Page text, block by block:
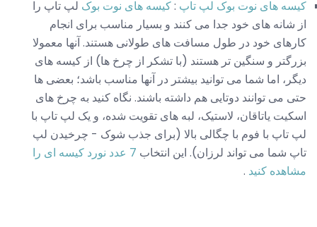
کیسه های نوت بوک لپ تاپ :کیسه های نوت بوک لپ تاپ را
از شانه های خود جدا می کنند و بسیار مناسب برای انجام
کارهای خود در طول مسافت های طولانی هستند. آنها معمولا
بزرگتر و سنگین تر هستند (با تشکر از چرخ ها) از کیسه های
دیگر، اما شما می توانید بیشتر در آنها مناسب باشد؛ بعضی ها
حتی می توانند دوتایی هم داشته باشند. نگاه کنید به چرخ های
اسکیت یاتاقان، لاستیک، لبه های تقویت شده، و یک لپ تاپ با
لپ تاپ با فوم با چگالی بالا (برای جذب شوک - چرخیدن لپ
تاپ شما می تواند لرزان). این انتخاب
7 عدد نورد کیسه ای را
مشاهده کنید .